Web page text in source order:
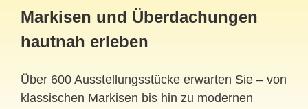
Markisen und Überdachungen
hautnah erleben
Über 600 Ausstellungsstücke erwarten Sie – von
klassischen Markisen bis hin zu modernen